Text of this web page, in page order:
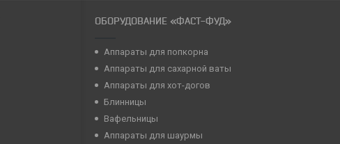
ОБОРУДОВАНИЕ «ФАСТ-ФУД»
Аппараты для попкорна
Аппараты для сахарной ваты
Аппараты для хот-догов
Блинницы
Вафельницы
Аппараты для шаурмы